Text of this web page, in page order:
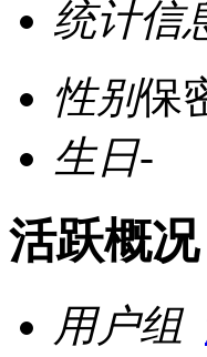
统计信
性别保
生日-
活跃概况
用户组